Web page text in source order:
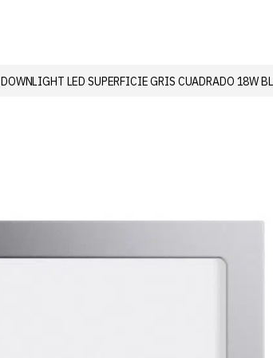
DOWNLIGHT LED SUPERFICIE GRIS CUADRADO 18W